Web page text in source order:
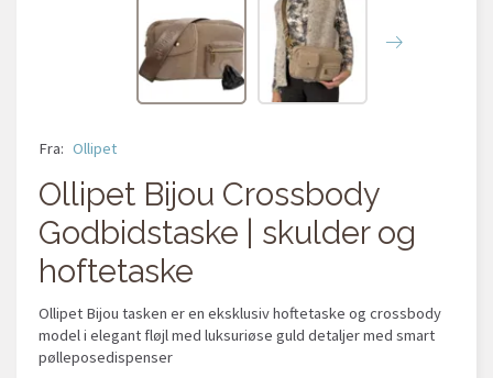
Fra: Ollipet
Ollipet Bijou Crossbody
Godbidstaske | skulder og
hoftetaske
Ollipet Bijou tasken er en eksklusiv hoftetaske og crossbody
model i elegant fløjl med luksuriøse guld detaljer med smart
pølleposedispenser